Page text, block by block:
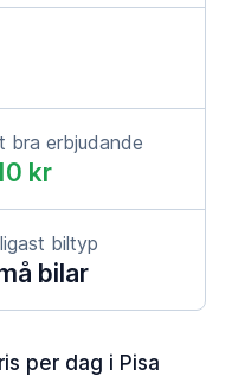
bra erbjudande
kr
biltyp
bilar
per dag i Pisa